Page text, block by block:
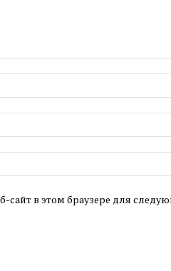
сайт в этом браузере для